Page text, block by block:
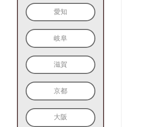
愛知
岐阜
滋賀
京都
大阪